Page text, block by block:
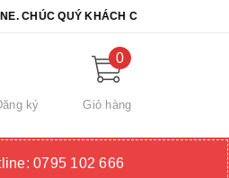
QUÝ KHÁCH CHỌN ĐƯỢC SẢN PHẨM
ký
0
Giỏ hàng
0795 102 666